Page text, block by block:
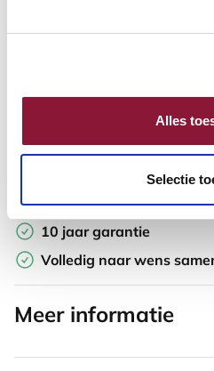
Alles
Selectie
Opzoek naar een offerte op
Toevoegen aan vergelijker
Laagste Prijsgarantie
Gratis verzending
10 jaar garantie
Volledig naar wens
Meer informatie